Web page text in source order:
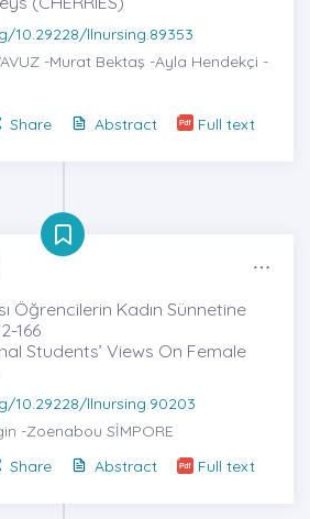
10.29228/llnursing.89353
-Murat Bektaş -Ayla Hendekçi -
Share
Abstract Full text
Öğrencilerin Kadın Sünnetine
166
Students’ Views On Female
10.29228/llnursing.90203
-Zoenabou SİMPORE
Share
Abstract Full text